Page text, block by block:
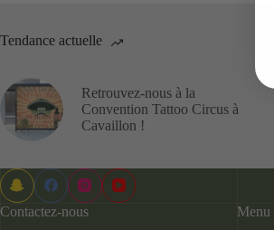
Tendance actuelle
Retrouvez-nous à la
Convention Tattoo Circus à
Cavaillon !
Contactez-nous
Menu